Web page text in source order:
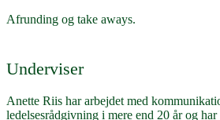
Afrunding og take aways.
Underviser
Anette Riis har arbejdet med
ledelsesrådgivning i mere end 20 år og